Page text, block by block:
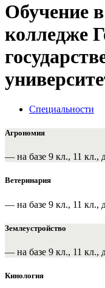
Обучение
колледже
Специальности
Агрономия
— на базе 9 кл., 11 кл.,
Ветеринария
— на базе 9 кл., 11 кл.,
Землеустройство
— на базе 9 кл., 11 кл.,
Кинология